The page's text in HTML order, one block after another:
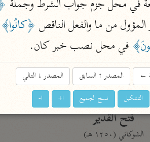
1 or
more
فتح البيان
حسن خان (١٣٠٧ هـ)
نحو ١٢ مجلدًا
فتح القدير
الشوكاني (١٢٥٠ هـ)
في محل جزم جواب الشرط وجملة
من ما والفعل الناقص ﴿كانُوا﴾
في محل نصب خبر كان.
← المصدر↑السابق المصدر↓التالي
التشكيل نسخ الجميع ا+ ا-